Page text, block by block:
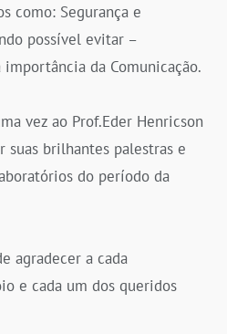
como: Segurança e
possível evitar –
da Comunicação.
vez ao Prof.Eder Henricson
suas brilhantes palestras e
do período da
agradecer a cada
e cada um dos queridos